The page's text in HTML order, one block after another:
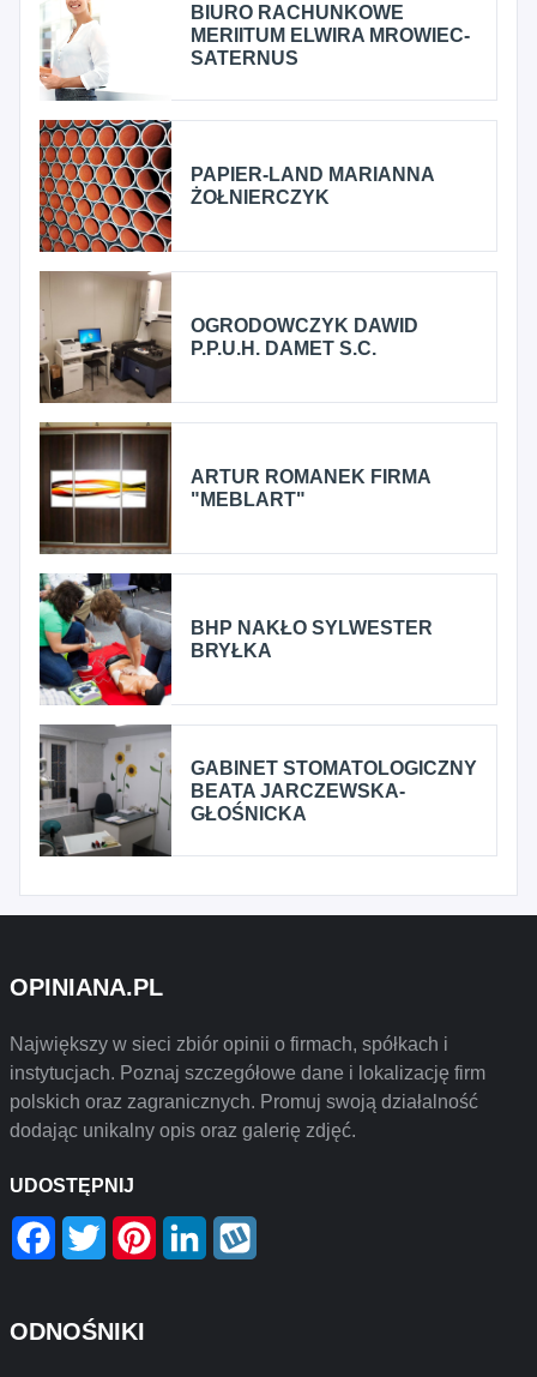
BIURO RACHUNKOWE
MERIITUM ELWIRA MROWIEC-
SATERNUS
PAPIER-LAND MARIANNA
ŻOŁNIERCZYK
OGRODOWCZYK DAWID
P.P.U.H. DAMET S.C.
ARTUR ROMANEK FIRMA
"MEBLART"
BHP NAKŁO SYLWESTER
BRYŁKA
GABINET STOMATOLOGICZNY
BEATA JARCZEWSKA-
GŁOŚNICKA
OPINIANA.PL
Największy w sieci zbiór opinii o firmach, spółkach i
instytucjach. Poznaj szczegółowe dane i lokalizację firm
polskich oraz zagranicznych. Promuj swoją działalność
dodając unikalny opis oraz galerię zdjęć.
UDOSTĘPNIJ
Facebook
Twitter PinterestLinkedIn
ODNOŚNIKI